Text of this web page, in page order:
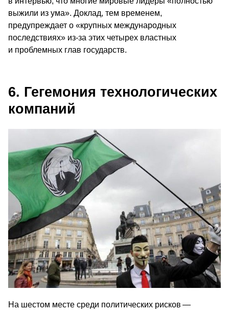
выжили из ума». Доклад, тем временем,
предупреждает о «крупных международных
последствиях» из-за этих четырех властных
и проблемных глав государств.
6. Гегемония технологических
компаний
На шестом месте среди политических рисков —